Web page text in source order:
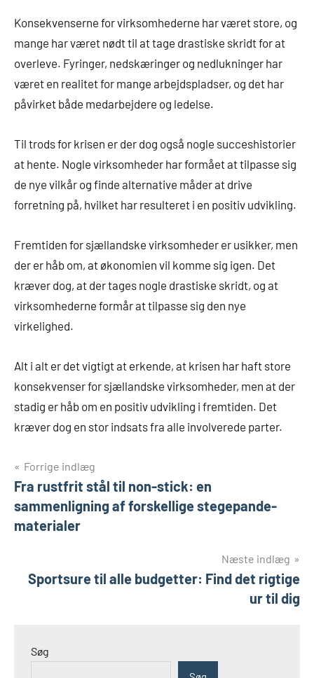
Konsekvenserne for virksomhederne har været store, og
mange har været nødt til at tage drastiske skridt for at
overleve. Fyringer, nedskæringer og nedlukninger har
været en realitet for mange arbejdspladser, og det har
påvirket både medarbejdere og ledelse.
Til trods for krisen er der dog også nogle succeshistorier
at hente. Nogle virksomheder har formået at tilpasse sig
de nye vilkår og finde alternative måder at drive
forretning på, hvilket har resulteret i en positiv udvikling.
Fremtiden for sjællandske virksomheder er usikker, men
der er håb om, at økonomien vil komme sig igen. Det
kræver dog, at der tages nogle drastiske skridt, og at
virksomhederne formår at tilpasse sig den nye
virkelighed.
Alt i alt er det vigtigt at erkende, at krisen har haft store
konsekvenser for sjællandske virksomheder, men at der
stadig er håb om en positiv udvikling i fremtiden. Det
kræver dog en stor indsats fra alle involverede parter.
Indlægsnavigation
Forrige indlæg
Fra rustfrit stål til non-stick: en
sammenligning af forskellige stegepande-
materialer
Næste indlæg
Sportsure til alle budgetter: Find det rigtige
ur til dig
Søg